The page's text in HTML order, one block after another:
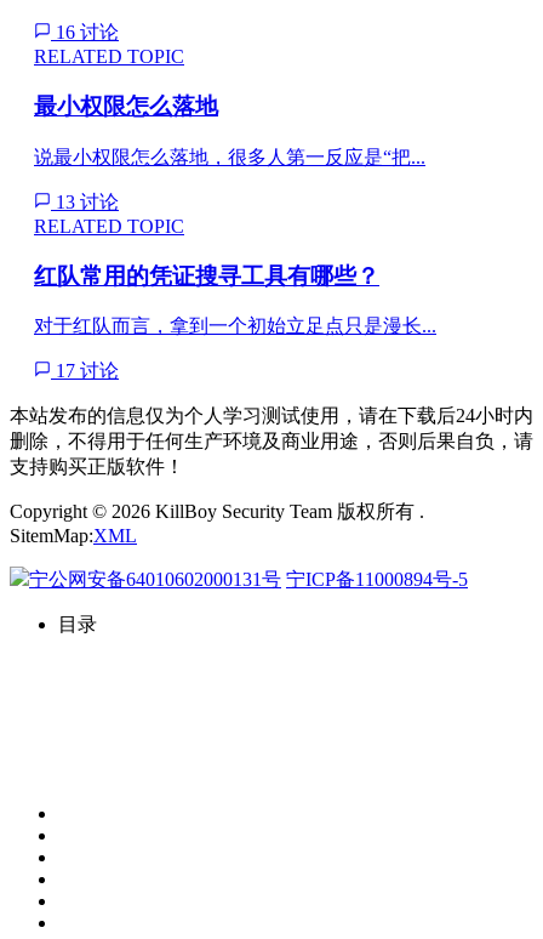
16 讨论
RELATED TOPIC
最小权限怎么落地
说最小权限怎么落地，很多人第一反应是“把...
13 讨论
RELATED TOPIC
红队常用的凭证搜寻工具有哪些？
对于红队而言，拿到一个初始立足点只是漫长...
17 讨论
本站发布的信息仅为个人学习测试使用，请在下载后24小时内
删除，不得用于任何生产环境及商业用途，否则后果自负，请
支持购买正版软件！
Copyright © 2026 KillBoy Security Team 版权所有 .
SitemMap:XML
宁公网安备64010602000131号 宁ICP备11000894号-5
目录